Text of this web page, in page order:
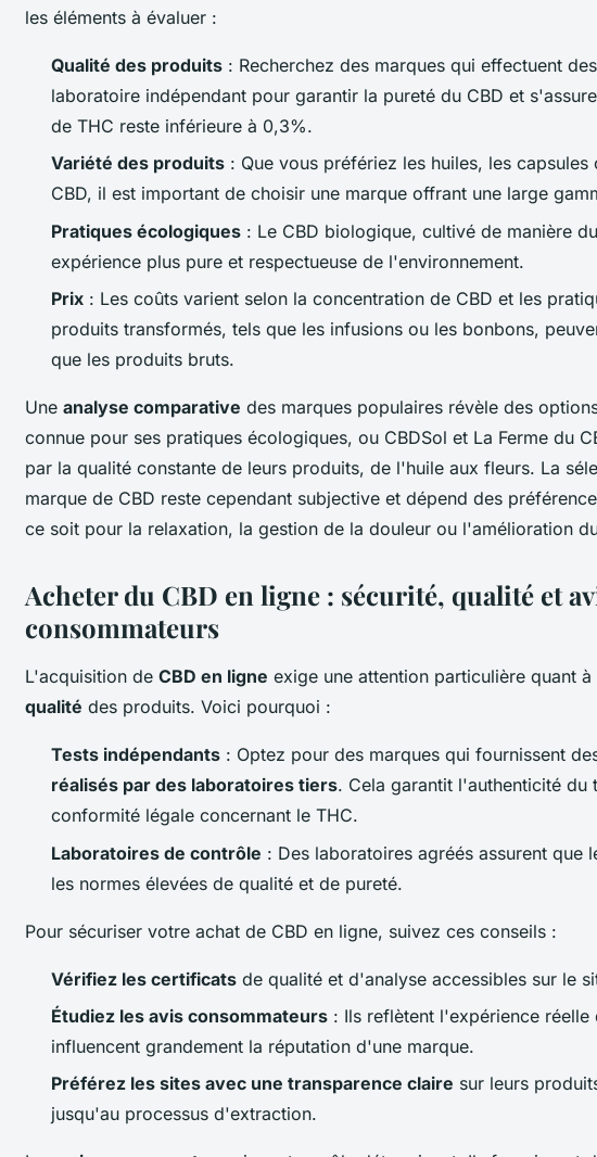
les éléments à évaluer :
Qualité des produits : Recherchez des marques qui effectuent
laboratoire indépendant pour garantir la pureté du CBD et
de THC reste inférieure à 0,3%.
Variété des produits : Que vous préfériez les huiles, les
CBD, il est important de choisir une marque offrant une large
Pratiques écologiques : Le CBD biologique, cultivé de manière
expérience plus pure et respectueuse de l'environnement.
Prix : Les coûts varient selon la concentration de CBD et les
produits transformés, tels que les infusions ou les bonbons,
que les produits bruts.
Une analyse comparative des marques populaires révèle des
connue pour ses pratiques écologiques, ou CBDSol et La Ferme du
par la qualité constante de leurs produits, de l'huile aux fleurs. La
marque de CBD reste cependant subjective et dépend des
ce soit pour la relaxation, la gestion de la douleur ou l'amélioration
Acheter du CBD en ligne : sécurité, qualité et
consommateurs
L'acquisition de CBD en ligne exige une attention particulière quant à
qualité des produits. Voici pourquoi :
Tests indépendants : Optez pour des marques qui fournissent
réalisés par des laboratoires tiers. Cela garantit l'authenticité du
conformité légale concernant le THC.
Laboratoires de contrôle : Des laboratoires agréés assurent que
les normes élevées de qualité et de pureté.
Pour sécuriser votre achat de CBD en ligne, suivez ces conseils :
Vérifiez les certificats de qualité et d'analyse accessibles sur le
Étudiez les avis consommateurs : Ils reflètent l'expérience réelle
influencent grandement la réputation d'une marque.
Préférez les sites avec une transparence claire sur leurs
jusqu'au processus d'extraction.